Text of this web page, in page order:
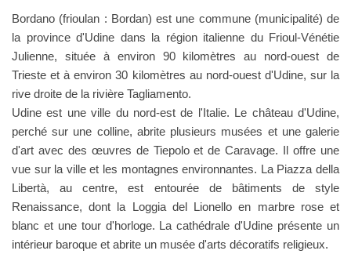
Bordano (frioulan : Bordan) est une commune (municipalité) de
la province d'Udine dans la région italienne du Frioul-Vénétie
Julienne, située à environ 90 kilomètres au nord-ouest de
Trieste et à environ 30 kilomètres au nord-ouest d'Udine, sur la
rive droite de la rivière Tagliamento.
Udine est une ville du nord-est de l'Italie. Le château d'Udine,
perché sur une colline, abrite plusieurs musées et une galerie
d'art avec des œuvres de Tiepolo et de Caravage. Il offre une
vue sur la ville et les montagnes environnantes. La Piazza della
Libertà, au centre, est entourée de bâtiments de style
Renaissance, dont la Loggia del Lionello en marbre rose et
blanc et une tour d'horloge. La cathédrale d'Udine présente un
intérieur baroque et abrite un musée d'arts décoratifs religieux.